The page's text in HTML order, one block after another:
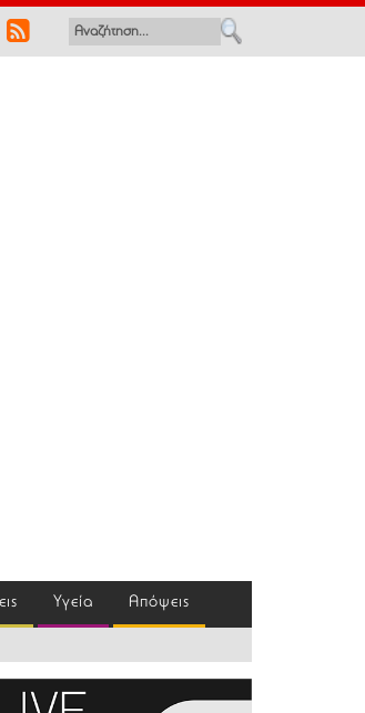
Υγεία Απόψεις